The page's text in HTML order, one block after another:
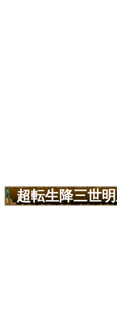
超転生降三世